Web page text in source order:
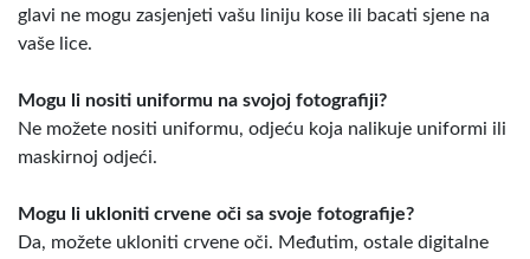
glavi ne mogu zasjenjeti vašu liniju kose ili bacati sjene na
vaše lice.
Mogu li nositi uniformu na svojoj fotografiji?
Ne možete nositi uniformu, odjeću koja nalikuje uniformi ili
maskirnoj odjeći.
Mogu li ukloniti crvene oči sa svoje fotografije?
Da, možete ukloniti crvene oči. Međutim, ostale digitalne